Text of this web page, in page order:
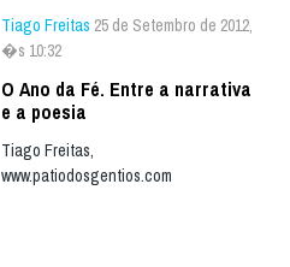
Tiago Freitas 25 de Setembro de 2012,
�s 10:32
O Ano da Fé. Entre a narrativa
e a poesia
Tiago Freitas,
www.patiodosgentios.com